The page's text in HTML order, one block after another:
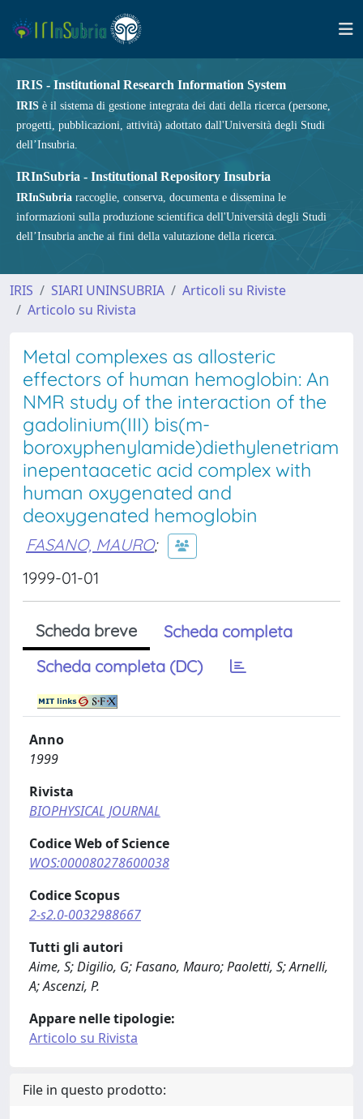
IRIS - Institutional Research Information System
IRIS è il sistema di gestione integrata dei dati della ricerca (persone,
progetti, pubblicazioni, attività) adottato dall'Università degli Studi
dell’Insubria.
IRInSubria - Institutional Repository Insubria
IRInSubria raccoglie, conserva, documenta e dissemina le
informazioni sulla produzione scientifica dell'Università degli Studi
dell’Insubria anche ai fini della valutazione della ricerca.
IRIS SIARI UNINSUBRIA
Articoli su Riviste
Articolo su Rivista
Metal complexes as allosteric
effectors of human hemoglobin: An
NMR study of the interaction of the
gadolinium(III) bis(m-
boroxyphenylamide)diethylenetriam
inepentaacetic acid complex with
human oxygenated and
deoxygenated hemoglobin
FASANO, MAURO;
1999-01-01
Scheda breve
Scheda completa
Scheda completa (DC)
Anno
1999
Rivista
BIOPHYSICAL JOURNAL
Codice Web of Science
WOS:000080278600038
Codice Scopus
2-s2.0-0032988667
Tutti gli autori
Aime, S; Digilio, G; Fasano, Mauro; Paoletti, S; Arnelli,
A; Ascenzi, P.
Appare nelle tipologie:
Articolo su Rivista
File in questo prodotto: